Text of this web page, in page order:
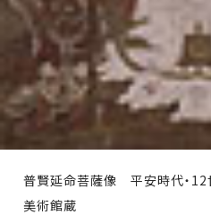
普賢延命菩薩像 平安時代・12
美術館蔵